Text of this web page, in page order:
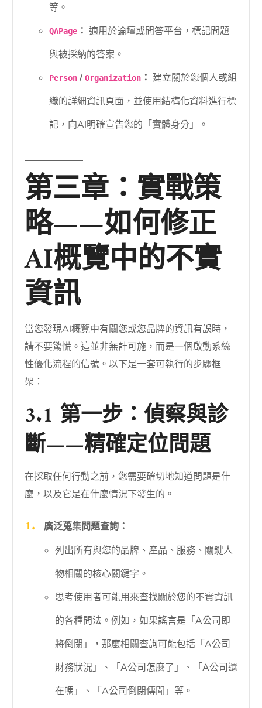
等。
QAPage： 適用於論壇或問答平台，標記問題
與被採納的答案。
Person/Organization： 建立關於您個人或組
織的詳細資訊頁面，並使用結構化資料進行標
記，向AI明確宣告您的「實體身分」。
第三章：實戰策
略——如何修正
AI概覽中的不實
資訊
當您發現AI概覽中有關您或您品牌的資訊有誤時，
請不要驚慌。這並非無計可施，而是一個啟動系統
性優化流程的信號。以下是一套可執行的步驟框
架：
3.1 第一步：偵察與診
斷——精確定位問題
在採取任何行動之前，您需要確切地知道問題是什
麼，以及它是在什麼情況下發生的。
廣泛蒐集問題查詢：
列出所有與您的品牌、產品、服務、關鍵人
物相關的核心關鍵字。
思考使用者可能用來查找關於您的不實資訊
的各種問法。例如，如果謠言是「A公司即
將倒閉」，那麼相關查詢可能包括「A公司
財務狀況」、「A公司怎麼了」、「A公司還
在嗎」、「A公司倒閉傳聞」等。